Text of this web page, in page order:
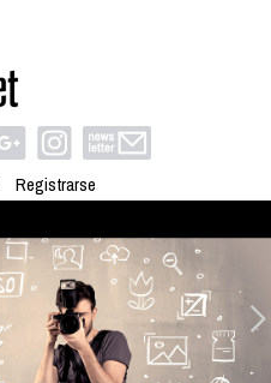
Registrarse